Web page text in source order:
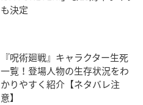
も決定
『呪術廻戦』キャラクター生死
一覧！登場人物の生存状況をわ
かりやすく紹介【ネタバレ注
意】